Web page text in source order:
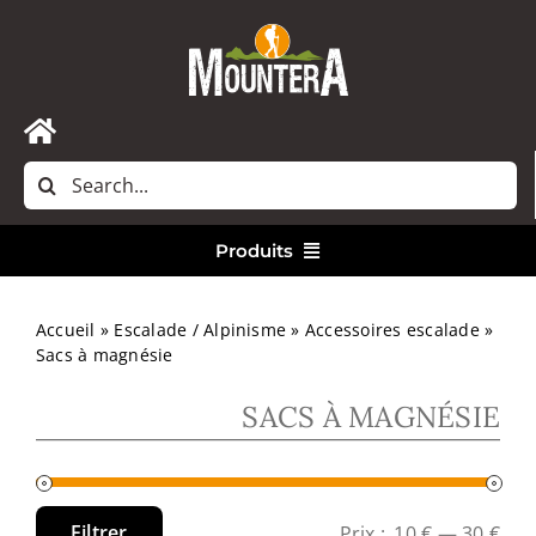
Toggle
Navigation
Accueil
Rechercher:
Produits
Bivouac
Accueil » Escalade / Alpinisme » Accessoires escalade»
Sacs à magnésie
SACS À MAGNÉSIE